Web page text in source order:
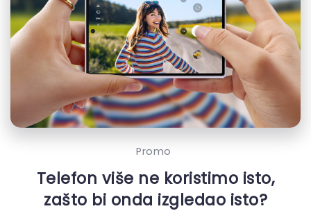
Promo
Telefon više ne koristimo isto,
zašto bi onda izgledao isto?